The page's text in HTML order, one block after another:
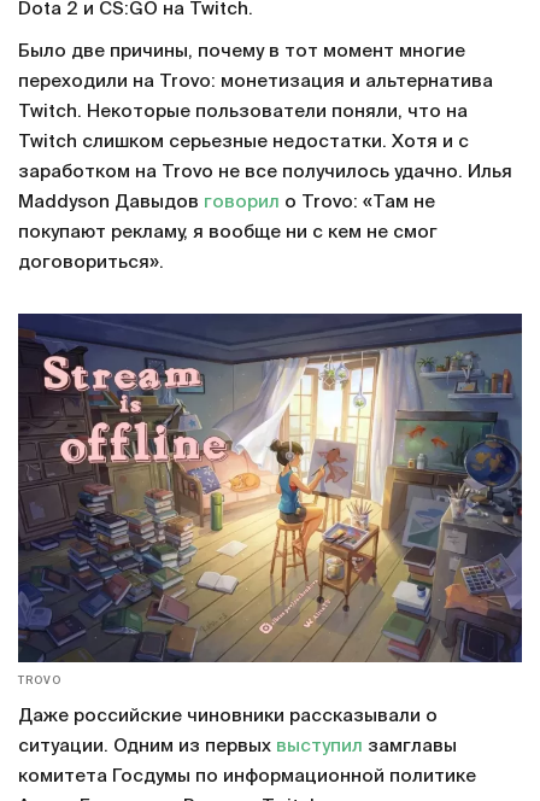
Dota 2 и CS:GO на Twitch.
Было две причины, почему в тот момент многие
переходили на Trovo: монетизация и альтернатива
Twitch. Некоторые пользователи поняли, что на
Twitch слишком серьезные недостатки. Хотя и с
заработком на Trovo не все получилось удачно. Илья
Maddyson Давыдов говорил о Trovo: «Там не
покупают рекламу, я вообще ни с кем не смог
договориться».
TROVO
Даже российские чиновники рассказывали о
ситуации. Одним из первых выступил замглавы
комитета Госдумы по информационной политике